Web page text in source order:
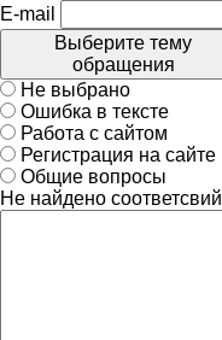
E-mail
Выберите тему
обращения
Не выбрано
Ошибка в тексте
Работа с сайтом
Регистрация на сайте
Общие вопросы
Не найдено соответсвий